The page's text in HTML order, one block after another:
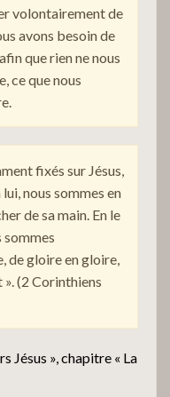
volontairement de
avons besoin de
que rien ne nous
ce que nous
fixés sur Jésus,
nous sommes en
de sa main. En le
sommes
de gloire en gloire,
». (2 Corinthiens
Jésus », chapitre « La